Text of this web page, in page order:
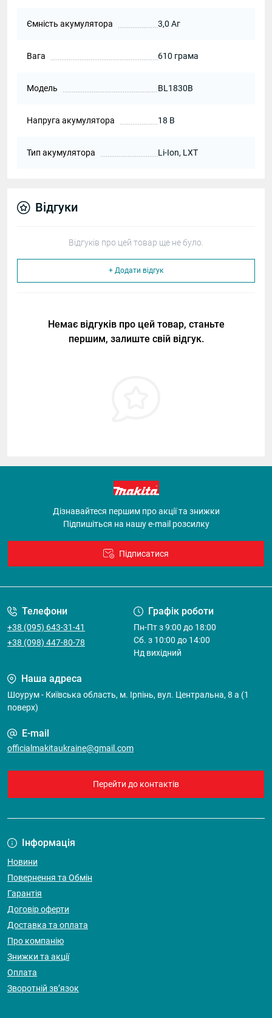
Ємність акумулятора 3,0 Аг
Вага 610 грама
Модель BL1830B
Напруга акумулятора 18 В
Тип акумулятора Li-Ion, LXT
Відгуки
Відгуків про цей товар ще не було.
+ Додати відгук
Немає відгуків про цей товар, станьте
першим, залиште свій відгук.
Дізнавайтеся першим про акції та знижки
Підпишіться на нашу e-mail розсилку
Підписатися
Телефони
+38 (095) 643-31-41
+38 (098) 447-80-78
Графік роботи
Пн-Пт з 9:00 до 18:00
Cб. з 10:00 до 14:00
Нд вихідний
Наша адреса
Шоурум - Київська область, м. Ірпінь, вул. Центральна, 8 а (1
поверх)
E-mail
officialmakitaukraine@gmail.com
Перейти до контактів
Інформація
Новини
Повернення та Обмін
Гарантія
Договір оферти
Доставка та оплата
Про компанію
Знижки та акції
Оплата
Зворотній зв’язок